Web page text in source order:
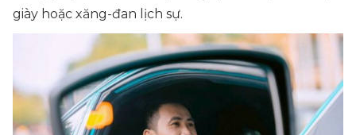
giày hoặc xăng-đan lịch sự.